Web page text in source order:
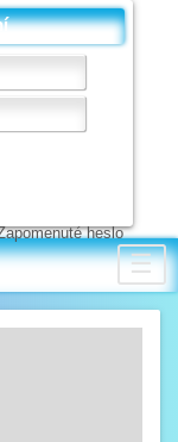
heslo
☰